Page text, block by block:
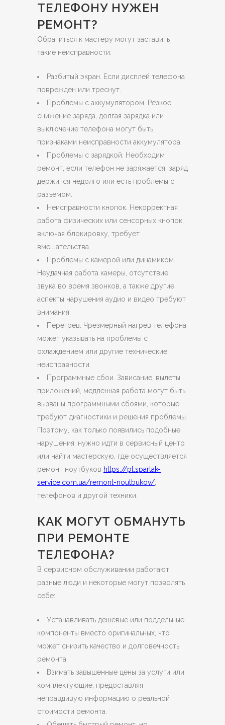
ТЕЛЕФОНУ НУЖЕН
РЕМОНТ?
Обратиться к мастеру могут заставить
такие неисправности:
Разбитый экран. Если дисплей телефона
поврежден или треснут.
Проблемы с аккумулятором. Резкое
снижение заряда, долгая зарядка или
выключение телефона могут быть
признаками неисправности аккумулятора.
Проблемы с зарядкой. Необходим
ремонт, если телефон не заряжается, заряд
держится недолго или есть проблемы с
разъемом.
Неисправности кнопок. Некорректная
работа физических или сенсорных кнопок,
включая блокировку, требует
вмешательства.
Проблемы с камерой или динамиком.
Неудачная работа камеры, отсутствие
звука во время звонков, а также другие
аспекты нарушения аудио и видео требуют
внимания.
Перегрев. Чрезмерный нагрев телефона
может указывать на проблемы с
охлаждением или другие технические
неисправности.
Программные сбои. Зависание, вылеты
приложений, медленная работа могут быть
вызваны программными сбоями, которые
требуют диагностики и решения проблемы.
Поэтому, как только появились подобные
нарушения, нужно идти в сервисный центр
или найти мастерскую, где осуществляется
ремонт ноутбуков https://pl.spartak-
service.com.ua/remont-noutbukov/,
телефонов и другой техники.
КАК МОГУТ ОБМАНУТЬ
ПРИ РЕМОНТЕ
ТЕЛЕФОНА?
В сервисном обслуживании работают
разные люди и некоторые могут позволять
себе:
Устанавливать дешевые или поддельные
компоненты вместо оригинальных, что
может снизить качество и долговечность
ремонта.
Взимать завышенные цены за услуги или
комплектующие, предоставляя
неправдивую информацию о реальной
стоимости ремонта.